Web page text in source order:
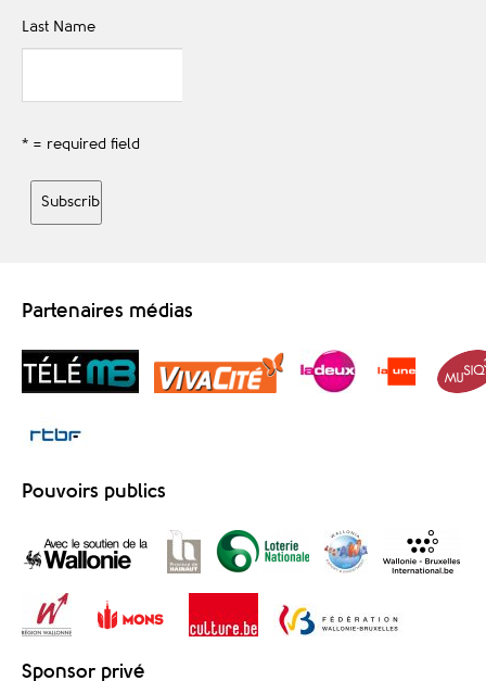
Last Name
* = required field
Partenaires médias
Pouvoirs publics
Sponsor privé